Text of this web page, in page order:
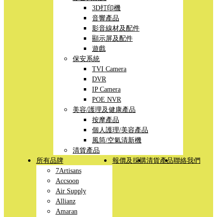
3D打印機
音響產品
影音線材及配件
顯示屏及配件
遊戲
保安系統
TVI Camera
DVR
IP Camera
POE NVR
美容/護理及健康產品
按摩產品
個人護理/美容產品
風筒/空氣清新機
清貨產品
所有品牌
7Artisans
Accsoon
Air Supply
Allianz
Amaran
報價及採購清貨產品聯絡我們